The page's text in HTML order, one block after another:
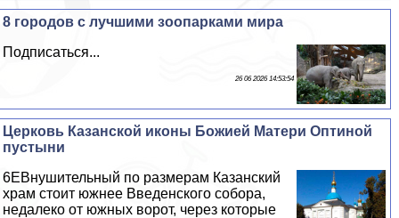
8 городов с лучшими зоопарками мира
Подписаться...
26 06 2026 14:53:54
Церковь Казанской иконы Божией Матери Оптиной
пустыни
6EВнушительный по размерам Казанский
храм стоит южнее Введенского собора,
недалеко от южных ворот, через которые